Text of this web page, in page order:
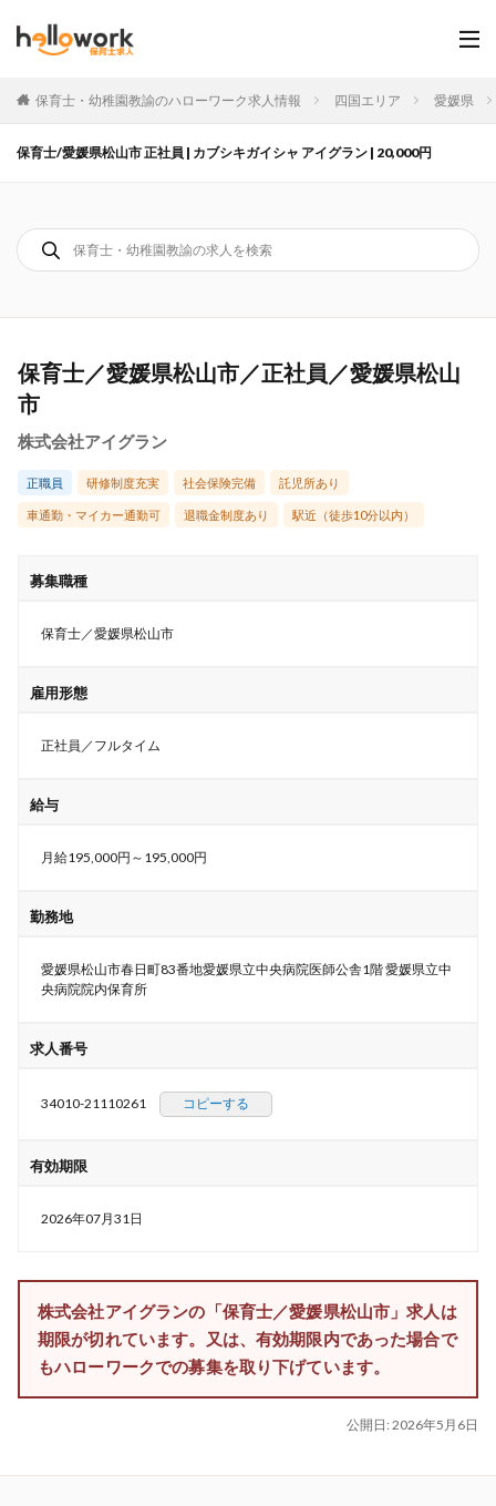
保育士・幼稚園教諭のハローワーク求人情報 四国エリア 愛媛県
保育士/愛媛県松山市 正社員 | カブシキガイシャ アイグラン | 20,000円
保育士／愛媛県松山市／正社員／愛媛県松山
市
株式会社アイグラン
正職員 研修制度充実 社会保険完備 託児所あり
車通勤・マイカー通勤可 退職金制度あり 駅近（徒歩10分以内）
募集職種
保育士／愛媛県松山市
雇用形態
正社員／フルタイム
給与
月給195,000円～195,000円
勤務地
愛媛県松山市春日町83番地愛媛県立中央病院医師公舎1階 愛媛県立中
央病院院内保育所
求人番号
34010-21110261 コピーする
有効期限
2026年07月31日
株式会社アイグランの「保育士／愛媛県松山市」求人は
期限が切れています。又は、有効期限内であった場合で
もハローワークでの募集を取り下げています。
公開日: 2026年5月6日